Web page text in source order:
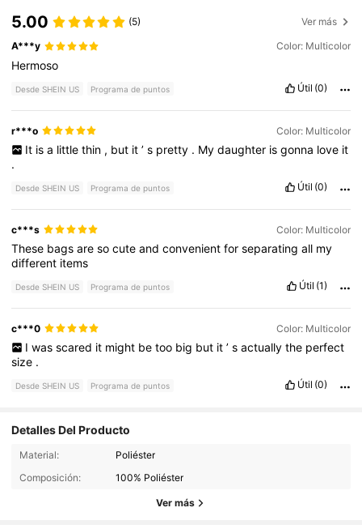
5.00 (5) Ver más
A***y Color: Multicolor
Hermoso
Desde SHEIN US Programa de puntos Útil (0)
r***o Color: Multicolor
It is a little thin , but it ’ s pretty . My daughter is gonna love it
.
Desde SHEIN US Programa de puntos Útil (0)
c***s Color: Multicolor
These bagsaresocuteandconvenientforseparatingall my
different items
Desde SHEIN US Programa de puntos Útil (1)
c***0 Color: Multicolor
I was scared it might be too big but it ’ s actually the perfect
size .
Desde SHEIN US Programa de puntos Útil (0)
Detalles Del Producto
Material:
Poliéster
Composición:
100% Poliéster
Ver más
1.3K Seguidores